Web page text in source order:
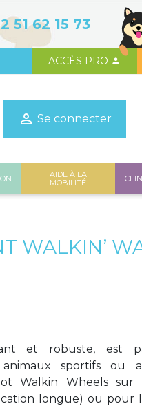
51 62 15 73
ACCÈS PRO 
 Se connecter
AIDE À LA
MOBILITÉ
WALKIN’
et robuste, est
sportifs ou
Walkin Wheels
longue) ou pour